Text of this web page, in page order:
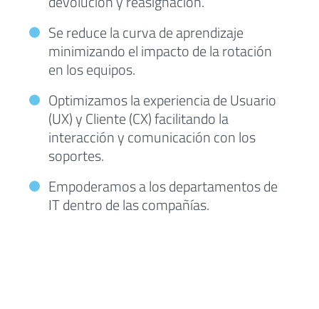
Se reduce la curva de aprendizaje
minimizando el impacto de la rotación
en los equipos.
Optimizamos la experiencia de Usuario
(UX) y Cliente (CX) facilitando la
interacción y comunicación con los
soportes.
Empoderamos a los departamentos de
IT dentro de las compañías.